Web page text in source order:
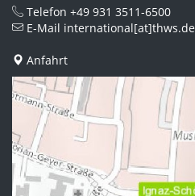
Telefon +49 931 3511-6500
E-Mail international[at]thws.de
Anfahrt